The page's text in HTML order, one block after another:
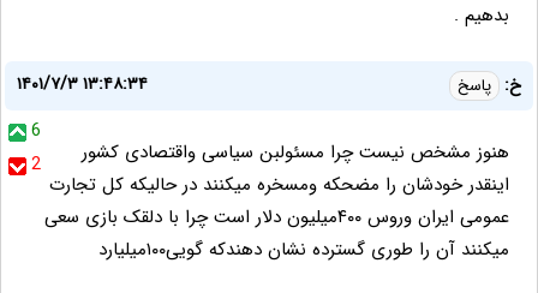
بدهیم .
خ: پاسخ
۱۴۰۱/۷/۳ ۱۳:۴۸:۳۴
6
2
هنوز مشخص نیست چرا مسئولبن سیاسی واقتصادی کشور
اینقدر خودشان را مضحکه ومسخره میکنند در حالیکه کل تجارت
عمومی ایران وروس ۴۰۰میلیون دلار است چرا با دلقک بازی سعی
میکنند آن را طوری گسترده نشان دهندکه گویی۱۰۰میلیارد